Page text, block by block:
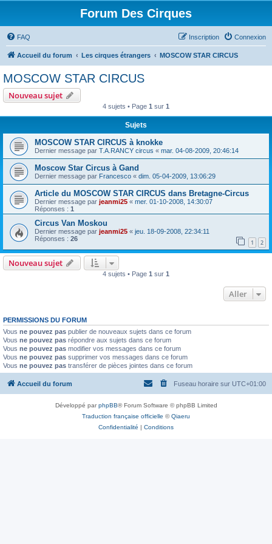
Forum Des Cirques
FAQ Connexion
Inscription
Accueil du forum Les cirques étrangers MOSCOW STAR CIRCUS
MOSCOW STAR CIRCUS
Nouveau sujet
4 sujets • Page 1 sur 1
Sujets
MOSCOW STAR CIRCUS à knokke
Dernier message par T.A.RANCY circus « mar. 04-08-2009, 20:46:14
Moscow Star Circus à Gand
Dernier message par Francesco « dim. 05-04-2009, 13:06:29
Article du MOSCOW STAR CIRCUS dans Bretagne-Circus
Dernier message par jeanmi25 « mer. 01-10-2008, 14:30:07
Réponses : 1
Circus Van Moskou
Dernier message par jeanmi25 « jeu. 18-09-2008, 22:34:11
Réponses : 26 1 2
Nouveau sujet
4 sujets • Page 1 sur 1
Aller
PERMISSIONS DU FORUM
Vous ne pouvez pas publier de nouveaux sujets dans ce forum
Vous ne pouvez pas répondre aux sujets dans ce forum
Vous ne pouvez pas modifier vos messages dans ce forum
Vous ne pouvez pas supprimer vos messages dans ce forum
Vous ne pouvez pas transférer de pièces jointes dans ce forum
Accueil du forum Fuseau horaire sur UTC+01:00
Développé parphpBB® Forum Software © phpBB Limited
Traduction française officielle ©Qiaeru
Confidentialité | Conditions